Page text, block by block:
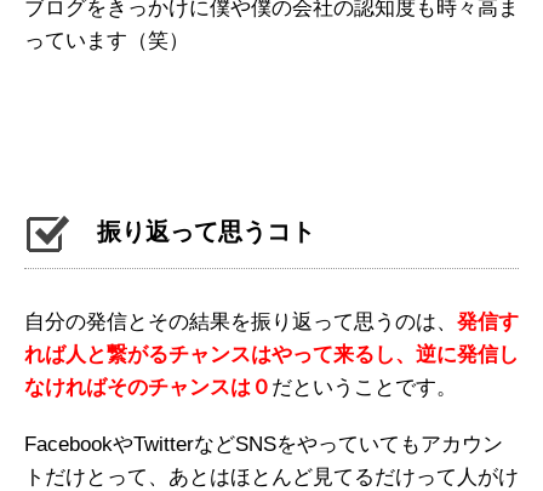
ブログをきっかけに僕や僕の会社の認知度も時々高ま
っています（笑）
振り返って思うコト
自分の発信とその結果を振り返って思うのは、 発信す
れば人と繋がるチャンスはやって来るし、逆に発信し
なければそのチャンスは０ だということです。
FacebookやTwitterなどSNSをやっていてもアカウン
トだけとって、あとはほとんど見てるだけって人がけ